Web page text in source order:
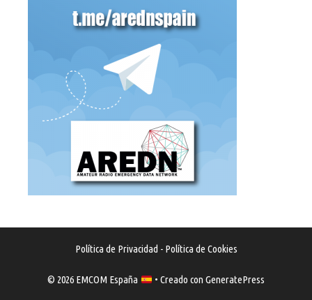
Política de Privacidad - Política de Cookies
© 2026 EMCOM España • Creado con GeneratePress